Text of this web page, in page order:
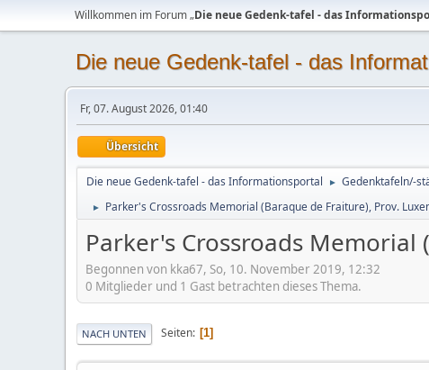
Willkommen im Forum „Die neue Gedenk-tafel - das
Die neue Gedenk-tafel - das
Fr, 07. August 2026, 01:40
Übersicht
Die neue Gedenk-tafel - das Informationsportal ► Gedenktafeln/-
► Parker's Crossroads Memorial (Baraque de Fraiture), Prov.
Parker's Crossroads Memorial
Begonnen von kka67, So, 10. November 2019, 12:32
0 Mitglieder und 1 Gast betrachten dieses Thema.
NACH UNTEN Seiten 1